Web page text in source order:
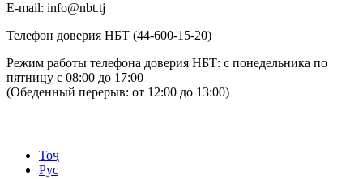
Е-mail: info@nbt.tj
Телефон доверия НБТ (44-600-15-20)
Режим работы телефона доверия НБТ: с понедельника по
пятницу с 08:00 до 17:00
(Обеденный перерыв: от 12:00 до 13:00)
Тоҷ
Рус